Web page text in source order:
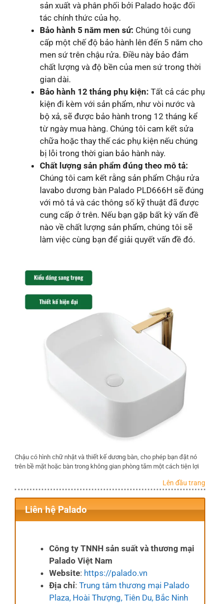
sản xuất và phân phối bởi Palado hoặc đối
tác chính thức của họ.
Bảo hành 5 năm men sứ: Chúng tôi cung
cấp một chế độ bảo hành lên đến 5 năm cho
men sứ trên chậu rửa. Điều này bảo đảm
chất lượng và độ bền của men sứ trong thời
gian dài.
Bảo hành 12 tháng phụ kiện: Tất cả các phụ
kiện đi kèm với sản phẩm, như vòi nước và
bộ xả, sẽ được bảo hành trong 12 tháng kể
từ ngày mua hàng. Chúng tôi cam kết sửa
chữa hoặc thay thế các phụ kiện nếu chúng
bị lỗi trong thời gian bảo hành này.
Chất lượng sản phẩm đúng theo mô tả:
Chúng tôi cam kết rằng sản phẩm Chậu rửa
lavabo dương bàn Palado PLD666H sẽ đúng
với mô tả và các thông số kỹ thuật đã được
cung cấp ở trên. Nếu bạn gặp bất kỳ vấn đề
nào về chất lượng sản phẩm, chúng tôi sẽ
làm việc cùng bạn để giải quyết vấn đề đó.
Chậu có hình chữ nhật và thiết kế dương bàn, cho phép bạn đặt nó
trên bề mặt hoặc bàn trong không gian phòng tắm một cách tiện lợi
Lên đầu trang
Liên hệ Palado
Công ty TNNH sản suất và thương mại
Palado Việt Nam
Website: https://palado.vn
Địa chỉ: Trung tâm thương mại Palado
Plaza, Hoài Thượng, Tiên Du, Bắc Ninh